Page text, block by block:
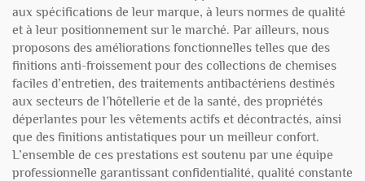
aux spécifications de leur marque, à leurs normes de qualité
et à leur positionnement sur le marché. Par ailleurs, nous
proposons des améliorations fonctionnelles telles que des
finitions anti-froissement pour des collections de chemises
faciles d’entretien, des traitements antibactériens destinés
aux secteurs de l’hôtellerie et de la santé, des propriétés
déperlantes pour les vêtements actifs et décontractés, ainsi
que des finitions antistatiques pour un meilleur confort.
L’ensemble de ces prestations est soutenu par une équipe
professionnelle garantissant confidentialité, qualité constante